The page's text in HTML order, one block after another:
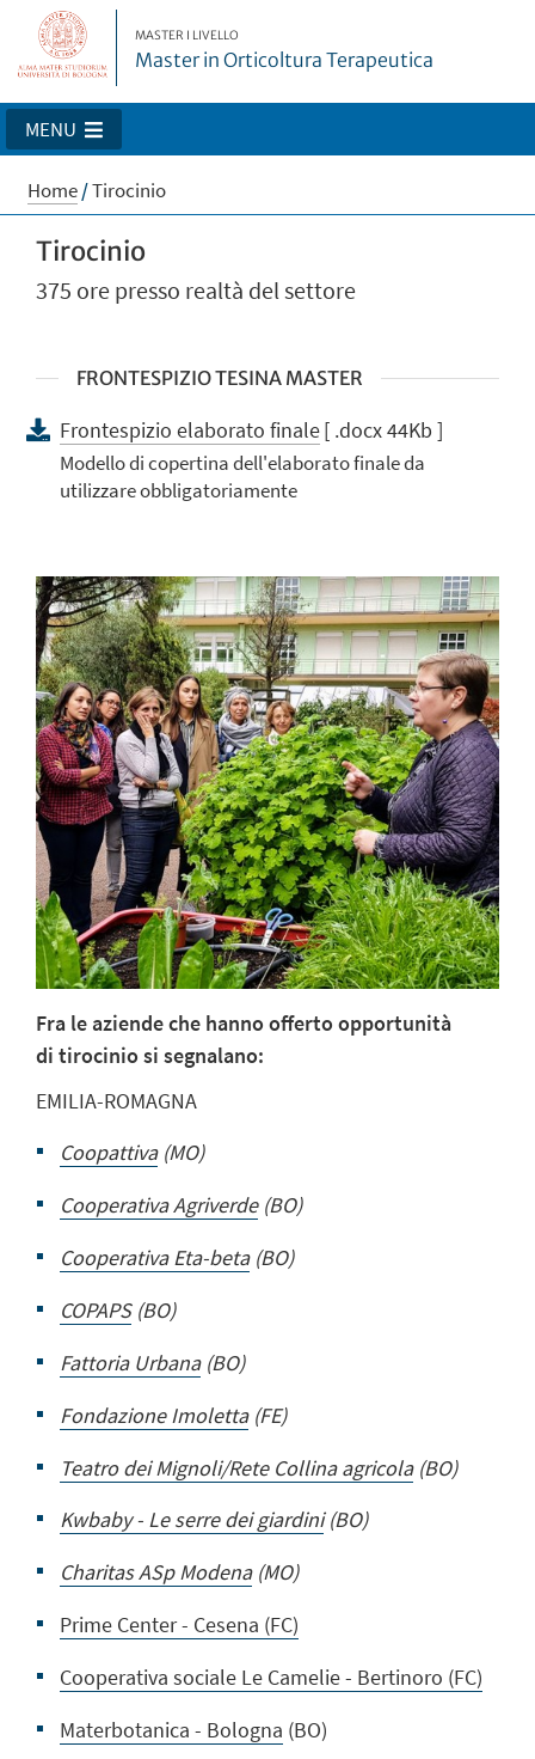
MASTER I LIVELLO
Master in Orticoltura Terapeutica
MENU
Home/Tirocinio
Tirocinio
375 ore presso realtà del settore
FRONTESPIZIO TESINA MASTER
Frontespizio elaborato finale[ .docx 44Kb ]
Modello di copertina dell'elaborato finale da
utilizzare obbligatoriamente
Fra le aziende che hanno offerto opportunità
di tirocinio si segnalano:
EMILIA-ROMAGNA
Coopattiva(MO)
Cooperativa Agriverde(BO)
Cooperativa Eta-beta(BO)
COPAPS(BO)
Fattoria Urbana(BO)
Fondazione Imoletta(FE)
Teatro dei Mignoli/Rete Collina agricola(BO)
Kwbaby - Le serre dei giardini(BO)
Charitas ASp Modena(MO)
Prime Center - Cesena (FC)
Cooperativa sociale Le Camelie - Bertinoro (FC)
Materbotanica - Bologna (BO)